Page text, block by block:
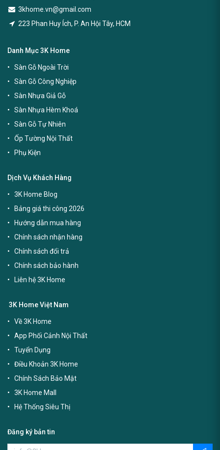
3khome.vn@gmail.com
223 Phan Huy Ích, P. An Hội Tây, HCM
Danh Mục 3K Home
Sàn Gỗ Ngoài Trời
Sàn Gỗ Công Nghiệp
Sàn Nhựa Giả Gỗ
Sàn Nhựa Hèm Khoá
Sàn Gỗ Tự Nhiên
Ốp Tường Nội Thất
Phụ Kiện
Dịch Vụ Khách Hàng
3K Home Blog
Bảng giá thi công 2026
Hướng dẫn mua hàng
Chính sách nhận hàng
Chính sách đổi trả
Chính sách bảo hành
Liên hệ 3K Home
3K Home Việt Nam
Về 3K Home
App Phối Cảnh Nội Thất
Tuyển Dụng
Điều Khoản 3K Home
Chính Sách Bảo Mật
3K Home Mall
Hệ Thống Siêu Thị
Đăng ký bản tin